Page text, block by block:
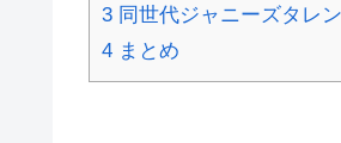
3 同世代ジャニーズタレ
4 まとめ